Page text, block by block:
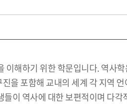
이해하기 위한 학문입니다. 역사
을 포함해 교내의 세계 각 지역
이 역사에 대한 보편적이며 다